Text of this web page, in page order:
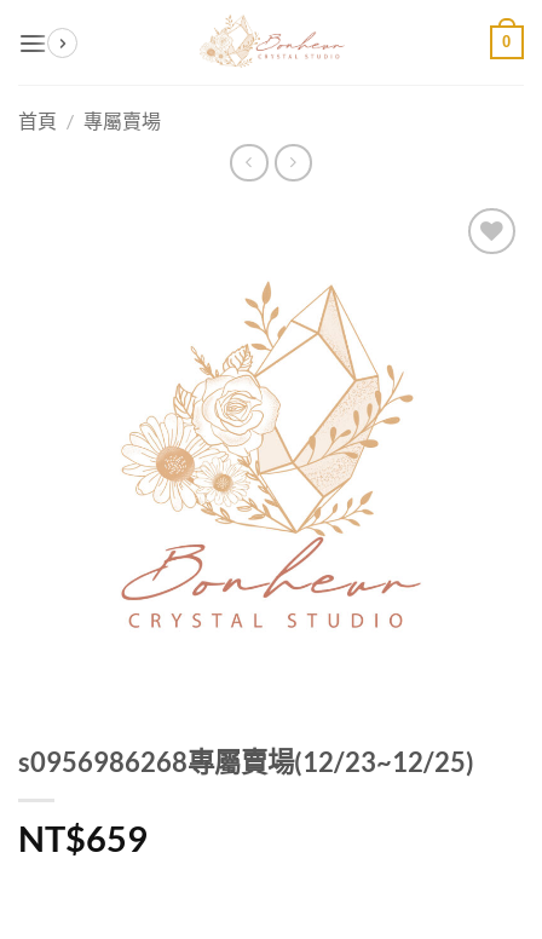
0
首頁 / 專屬賣場
s0956986268專屬賣場(12/23~12/25)
NT$659